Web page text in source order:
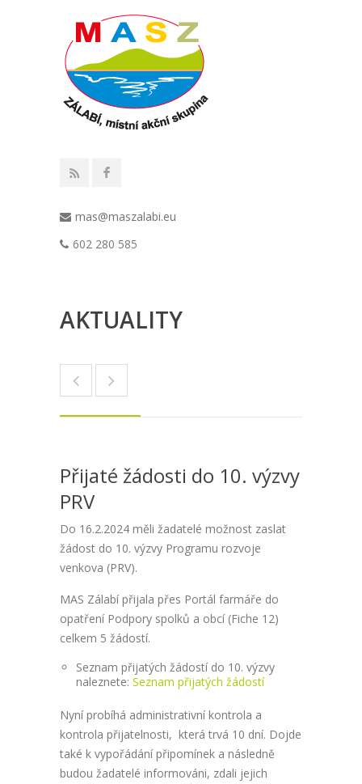
mas@maszalabi.eu
602 280 585
AKTUALITY
Přijaté žádosti do 10. výzvy
PRV
Do 16.2.2024 měli žadatelé možnost zaslat
žádost do 10. výzvy Programu rozvoje
venkova (PRV).
MAS Zálabí přijala přes Portál farmáře do
opatření Podpory spolků a obcí (Fiche 12)
celkem 5 žádostí.
Seznam přijatých žádostí do 10. výzvy
naleznete: Seznam přijatých žádostí
Nyní probíhá administrativní kontrola a
kontrola přijatelnosti, která trvá 10 dní. Dojde
také k vypořádání připomínek a následně
budou žadatelé informováni, zdali jejich